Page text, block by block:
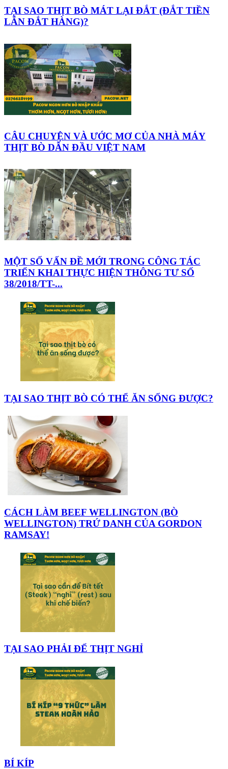
TẠI SAO THỊT BÒ MÁT LẠI ĐẮT (ĐẮT TIỀN
LẪN ĐẮT HÀNG)?
CÂU CHUYỆN VÀ ƯỚC MƠ CỦA NHÀ MÁY
THỊT BÒ DẪN ĐẦU VIỆT NAM
MỘT SỐ VẤN ĐỀ MỚI TRONG CÔNG TÁC
TRIỂN KHAI THỰC HIỆN THÔNG TƯ SỐ
38/2018/TT-...
TẠI SAO THỊT BÒ CÓ THỂ ĂN SỐNG ĐƯỢC?
CÁCH LÀM BEEF WELLINGTON (BÒ
WELLINGTON) TRỨ DANH CỦA GORDON
RAMSAY!
TẠI SAO PHẢI ĐỂ THỊT NGHỈ
BÍ KÍP